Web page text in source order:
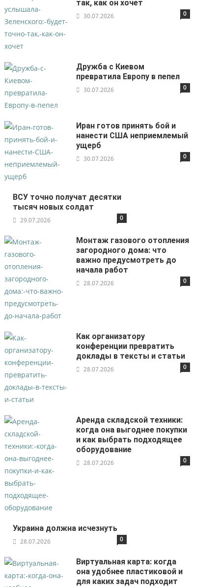
так, как он хочет
30.07.2026 0
Дружба с Киевом
превратила Европу в пепел
30.07.2026 0
Иран готов принять бой и
нанести США неприемлемый
ущерб
30.07.2026 0
ВСУ точно получат десятки
тысяч новых солдат
29.07.2026 0
Монтаж газового отопления
загородного дома: что
важно предусмотреть до
начала работ
28.07.2026 0
Как организатору
конференции превратить
доклады в тексты и статьи
28.07.2026 0
Аренда складской техники:
когда она выгоднее покупки
и как выбрать подходящее
оборудование
28.07.2026 0
Украина должна исчезнуть
28.07.2026 0
Виртуальная карта: когда
она удобнее пластиковой и
для каких задач подходит